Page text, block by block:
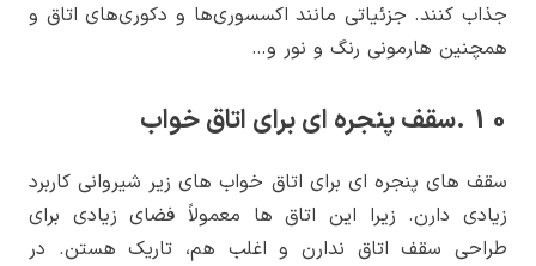
جذاب کنند. جزئیاتی مانند اکسسوری‌ها و دکوری‌های اتاق و
همچنین هارمونی رنگ و نور و…
10 .سقف پنجره ای برای اتاق خواب
سقف های پنجره ای برای اتاق خواب های زیر شیروانی کاربرد
زیادی دارن. زیرا این اتاق ها معمولاً فضای زیادی برای
طراحی سقف اتاق ندارن و اغلب هم، تاریک هستن. در